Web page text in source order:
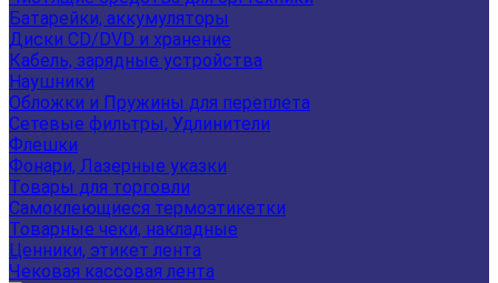
Батарейки, аккумуляторы
Диски CD/DVD и хранение
Кабель, зарядные устройства
Наушники
Обложки и Пружины для переплета
Сетевые фильтры, Удлинители
Флешки
Фонари, Лазерные указки
Товары для торговли
Самоклеющиеся термоэтикетки
Товарные чеки, накладные
Ценники, этикет лента
Чековая кассовая лента